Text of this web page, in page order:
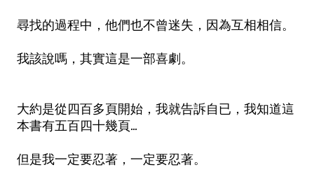
尋找的過程中，他們也不曾迷失，因為互相相信。
我該說嗎，其實這是一部喜劇。
大約是從四百多頁開始，我就告訴自已，我知道這
本書有五百四十幾頁...
但是我一定要忍著，一定要忍著。